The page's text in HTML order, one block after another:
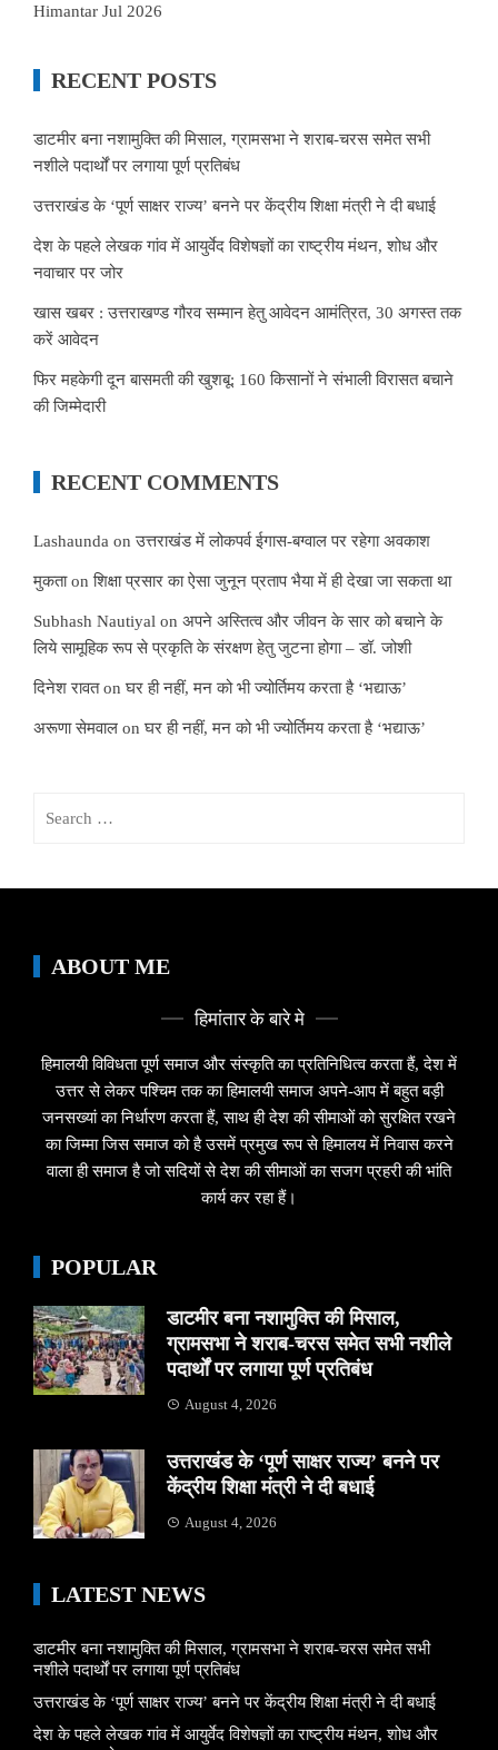
Himantar Jul 2026
RECENT POSTS
डाटमीर बना नशामुक्ति की मिसाल, ग्रामसभा ने शराब-चरस समेत सभी
नशीले पदार्थों पर लगाया पूर्ण प्रतिबंध
उत्तराखंड के ‘पूर्ण साक्षर राज्य’ बनने पर केंद्रीय शिक्षा मंत्री ने दी बधाई
देश के पहले लेखक गांव में आयुर्वेद विशेषज्ञों का राष्ट्रीय मंथन, शोध और
नवाचार पर जोर
खास खबर : उत्तराखण्ड गौरव सम्मान हेतु आवेदन आमंत्रित, 30 अगस्त तक
करें आवेदन
फिर महकेगी दून बासमती की खुशबू: 160 किसानों ने संभाली विरासत बचाने
की जिम्मेदारी
RECENT COMMENTS
Lashaunda onउत्तराखंड में लोकपर्व ईगास-बग्वाल पर रहेगा अवकाश
मुकताonशिक्षा प्रसार का ऐसा जुनून प्रताप भैया में ही देखा जा सकता था
Subhash Nautiyal on अपने अस्तित्व और जीवन के सार को बचाने के
लिये सामूहिक रूप से प्रकृति के संरक्षण हेतु जुटना होगा – डॉ. जोशी
दिनेश रावतonघर ही नहीं, मन को भी ज्योर्तिमय करता है ‘भद्याऊ’
अरूणा सेमवाल onघर ही नहीं, मन को भी ज्योर्तिमय करता है ‘भद्याऊ’
ABOUT ME
हिमांतार के बारे मे
हिमालयी विविधता पूर्ण समाज और संस्कृति का प्रतिनिधित्व करता हैं, देश में
उत्तर से लेकर पश्चिम तक का हिमालयी समाज अपने-आप में बहुत बड़ी
जनसख्यां का निर्धारण करता हैं, साथ ही देश की सीमाओं को सुरक्षित रखने
का जिम्मा जिस समाज को है उसमें प्रमुख रूप से हिमालय में निवास करने
वाला ही समाज है जो सदियों से देश की सीमाओं का सजग प्रहरी की भांति
कार्य कर रहा हैं।
POPULAR
डाटमीर बना नशामुक्ति की मिसाल,
ग्रामसभा ने शराब-चरस समेत सभी नशीले
पदार्थों पर लगाया पूर्ण प्रतिबंध
August 4, 2026
उत्तराखंड के ‘पूर्ण साक्षर राज्य’ बनने पर
केंद्रीय शिक्षा मंत्री ने दी बधाई
August 4, 2026
LATEST NEWS
डाटमीर बना नशामुक्ति की मिसाल, ग्रामसभा ने शराब-चरस समेत सभी
नशीले पदार्थों पर लगाया पूर्ण प्रतिबंध
उत्तराखंड के ‘पूर्ण साक्षर राज्य’ बनने पर केंद्रीय शिक्षा मंत्री ने दी बधाई
देश के पहले लेखक गांव में आयुर्वेद विशेषज्ञों का राष्ट्रीय मंथन, शोध और